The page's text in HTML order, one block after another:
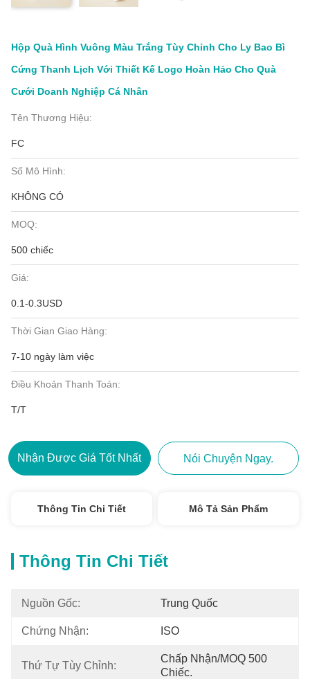
Hộp Quà Hình Vuông Màu Trắng Tùy Chỉnh Cho Ly Bao Bì
Cứng Thanh Lịch Với Thiết Kế Logo Hoàn Hảo Cho Quà
Cưới Doanh Nghiệp Cá Nhân
Tên Thương Hiệu:
FC
Số Mô Hình:
KHÔNG CÓ
MOQ:
500 chiếc
Giá:
0.1-0.3USD
Thời Gian Giao Hàng:
7-10 ngày làm việc
Điều Khoản Thanh Toán:
T/T
Nhận Được Giá Tốt Nhất Nói Chuyện Ngay.
Thông Tin Chi Tiết Mô Tả Sản Phẩm
Thông Tin Chi Tiết
Nguồn Gốc: Trung Quốc
Chứng Nhận: ISO
Thứ Tự Tùy Chỉnh:
Chấp Nhận/MOQ 500
Chiếc.